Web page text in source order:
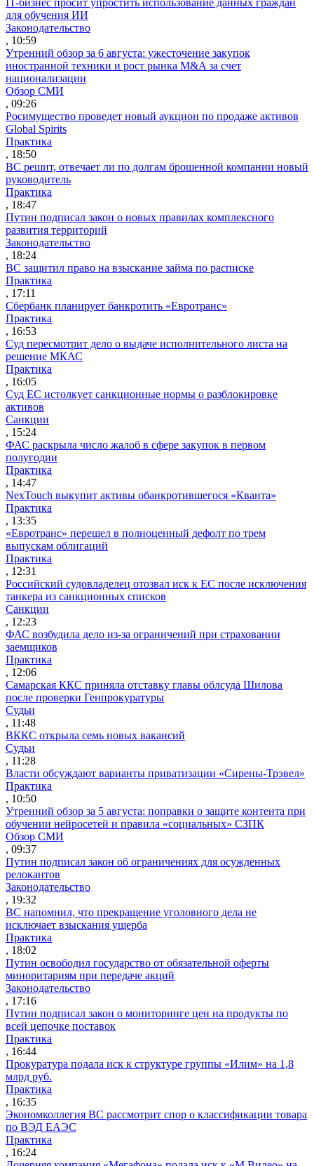
для обучения ИИ
Законодательство
, 10:59
Утренний обзор за 6 августа: ужесточение закупок
иностранной техники и рост рынка M&A за счет
национализации
Обзор СМИ
, 09:26
Росимущество проведет новый аукцион по продаже активов
Global Spirits
Практика
, 18:50
ВС решит, отвечает ли по долгам брошенной компании новый
руководитель
Практика
, 18:47
Путин подписал закон о новых правилах комплексного
развития территорий
Законодательство
, 18:24
ВС защитил право на взыскание займа по расписке
Практика
, 17:11
Сбербанк планирует банкротить «Евротранс»
Практика
, 16:53
Суд пересмотрит дело о выдаче исполнительного листа на
решение МКАС
Практика
, 16:05
Суд ЕС истолкует санкционные нормы о разблокировке
активов
Санкции
, 15:24
ФАС раскрыла число жалоб в сфере закупок в первом
полугодии
Практика
, 14:47
NexTouch выкупит активы обанкротившегося «Кванта»
Практика
, 13:35
«Евротранс» перешел в полноценный дефолт по трем
выпускам облигаций
Практика
, 12:31
Российский судовладелец отозвал иск к ЕС после исключения
танкера из санкционных списков
Санкции
, 12:23
ФАС возбудила дело из-за ограничений при страховании
заемщиков
Практика
, 12:06
Самарская ККС приняла отставку главы облсуда Шилова
после проверки Генпрокуратуры
Судьи
, 11:48
ВККС открыла семь новых вакансий
Судьи
, 11:28
Власти обсуждают варианты приватизации «Сирены-Трэвел»
Практика
, 10:50
Утренний обзор за 5 августа: поправки о защите контента при
обучении нейросетей и правила «социальных» СЗПК
Обзор СМИ
, 09:37
Путин подписал закон об ограничениях для осужденных
релокантов
Законодательство
, 19:32
ВС напомнил, что прекращение уголовного дела не
исключает взыскания ущерба
Практика
, 18:02
Путин освободил государство от обязательной оферты
миноритариям при передаче акций
Законодательство
, 17:16
Путин подписал закон о мониторинге цен на продукты по
всей цепочке поставок
Практика
, 16:44
Прокуратура подала иск к структуре группы «Илим» на 1,8
млрд руб.
Практика
, 16:35
Экономколлегия ВС рассмотрит спор о классификации товара
по ВЭД ЕАЭС
Практика
, 16:24